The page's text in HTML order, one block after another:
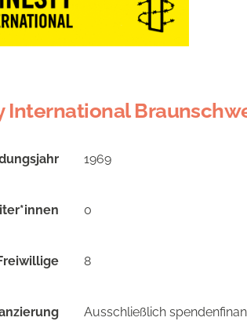
International
1969
0
8
Ausschließlich